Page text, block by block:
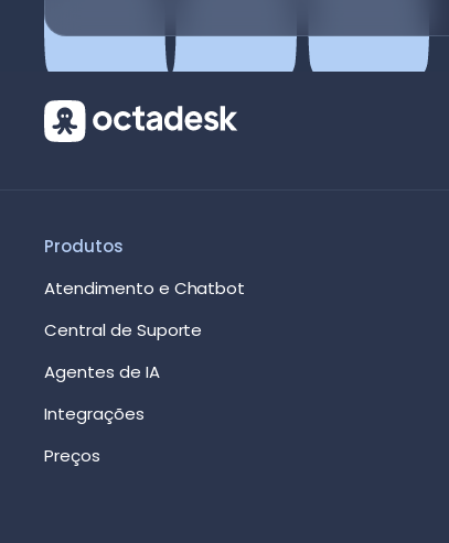
Produtos
Atendimento e Chatbot
Central de Suporte
Agentes de IA
Integrações
Preços